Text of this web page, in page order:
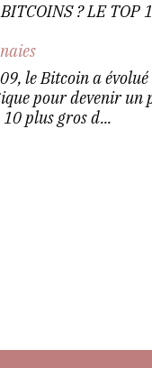
? LE TOP
le Bitcoin a
pour devenir un
plus gros d...